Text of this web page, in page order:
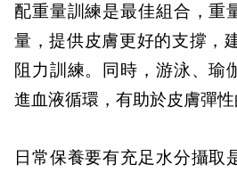
配重量訓練是最佳組合，重
量，提供皮膚更好的支撐，
阻力訓練。同時，游泳、瑜
進血液循環，有助於皮膚彈性
日常保養要有充足水分攝取